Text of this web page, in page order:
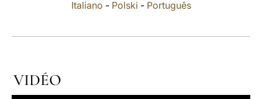
Italiano - Polski - Português
VIDÉO